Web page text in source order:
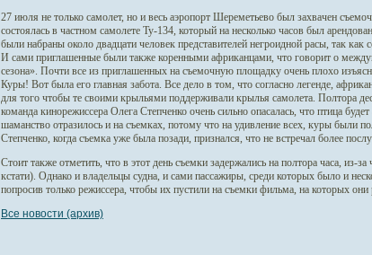
27 июля не только самолет, но и весь аэропорт Шереметьево был захвачен
состоялась в частном самолете Ту-134, который на несколько часов был
были набраны около двадцати человек представителей негроидной расы, так
И сами приглашенные были также коренными африканцами, что говорит о
сезона». Почти все из приглашенных на съемочную площадку очень плохо
Куры! Вот была его главная забота. Все дело в том, что согласно легенде,
для того чтобы те своими крыльями поддерживали крылья самолета. Полтора
команда кинорежиссера Олега Степченко очень сильно опасалась, что птица
шаманство отразилось и на съемках, потому что на удивление всех, куры были
Степченко, когда съемка уже была позади, признался, что не встречал более
Стоит также отметить, что в этот день съемки задержались на полтора часа, из-
кстати). Однако и владельцы судна, и сами пассажиры, среди которых было и
попросив только режиссера, чтобы их пустили на съемки фильма, на которых они
Все новости (архив)